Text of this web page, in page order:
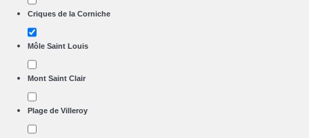
Criques de la Corniche
Môle Saint Louis
Mont Saint Clair
Plage de Villeroy